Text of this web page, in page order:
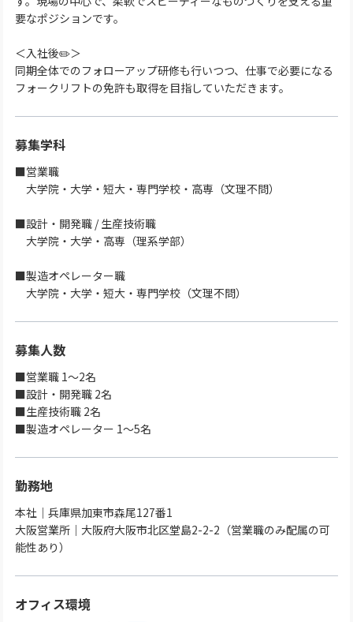
要なポジションです。
＜入社後✏️＞
同期全体でのフォローアップ研修も行いつつ、仕事で必要になる
フォークリフトの免許も取得を目指していただきます。
募集学科
■営業職
大学院・大学・短大・専門学校・高専（文理不問）
■設計・開発職 / 生産技術職
大学院・大学・高専（理系学部）
■製造オペレーター職
大学院・大学・短大・専門学校（文理不問）
募集人数
■営業職 1～2名
■設計・開発職 2名
■生産技術職 2名
■製造オペレーター 1～5名
勤務地
本社｜兵庫県加東市森尾127番1
大阪営業所｜大阪府大阪市北区堂島2-2-2（営業職のみ配属の可
能性あり）
オフィス環境